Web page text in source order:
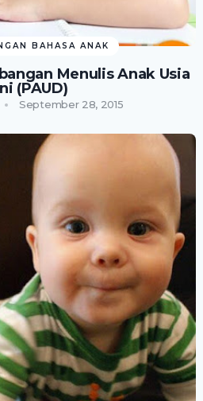
BAHASA ANAK
Menulis Anak Usia
(PAUD)
September 28, 2015